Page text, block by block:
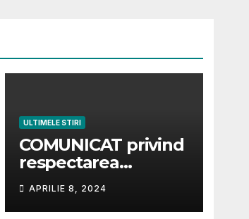
ULTIMELE STIRI
COMUNICAT privind
respectarea
condiţiilor pentru
punerea la
APRILIE 8, 2024